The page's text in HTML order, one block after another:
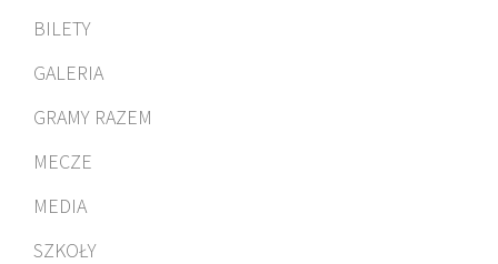
BILETY
GALERIA
GRAMY RAZEM
MECZE
MEDIA
SZKOŁY